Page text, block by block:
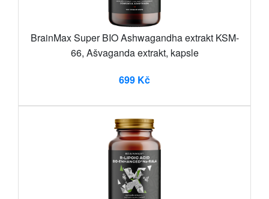
BrainMax Super BIO Ashwagandha extrakt KSM-
66, Ašvaganda extrakt, kapsle
699 Kč